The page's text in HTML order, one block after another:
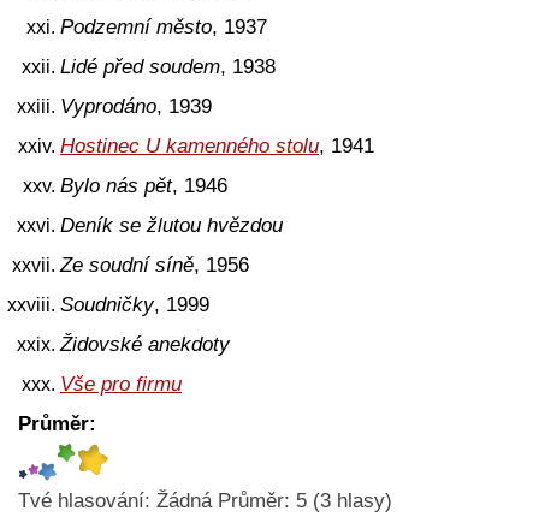
Podzemní město, 1937
Lidé před soudem, 1938
Vyprodáno, 1939
Hostinec U kamenného stolu, 1941
Bylo nás pět, 1946
Deník se žlutou hvězdou
Ze soudní síně, 1956
Soudničky, 1999
Židovské anekdoty
Vše pro firmu
Průměr:
Tvé hlasování: Žádná Průměr: 5 (3 hlasy)